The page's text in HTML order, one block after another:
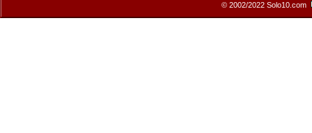
© 2002/2022 Solo10.com